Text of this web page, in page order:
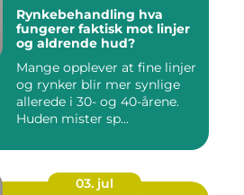
Rynkebehandling hva
fungerer faktisk mot linjer
og aldrende hud?
Mange opplever at fine linjer
og rynker blir mer synlige
allerede i 30- og 40-årene.
Huden mister sp...
03. jul